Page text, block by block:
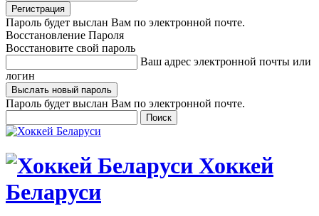
Пароль будет выслан Вам по электронной почте.
Восстановление Пароля
Восстановите свой пароль
Ваш адрес электронной почты или
логин
Пароль будет выслан Вам по электронной почте.
Хоккей
Беларуси